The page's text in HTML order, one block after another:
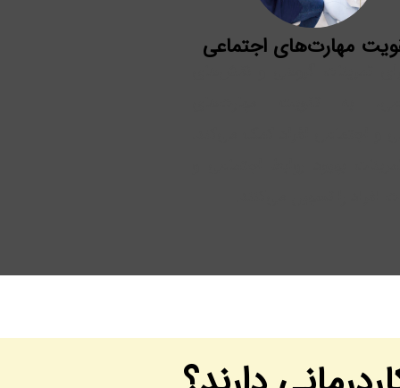
مهارت‌های اجتماعی